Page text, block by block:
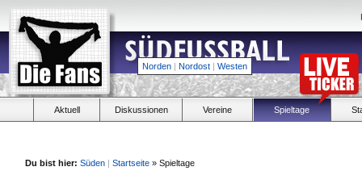
Norden | Nordost | Westen
Aktuell Diskussionen Vereine Spieltage
Du bist hier: Süden | Startseite » Spieltage